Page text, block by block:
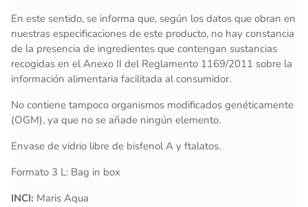
En este sentido, se informa que, según los datos que obran en
nuestras especificaciones de este producto, no hay constancia
de la presencia de ingredientes que contengan sustancias
recogidas en el Anexo II del Reglamento 1169/2011 sobre la
información alimentaria facilitada al consumidor.
No contiene tampoco organismos modificados genéticamente
(OGM), ya que no se añade ningún elemento.
Envase de vidrio libre de bisfenol A y ftalatos.
Formato 3 L: Bag in box
INCI: Maris Aqua